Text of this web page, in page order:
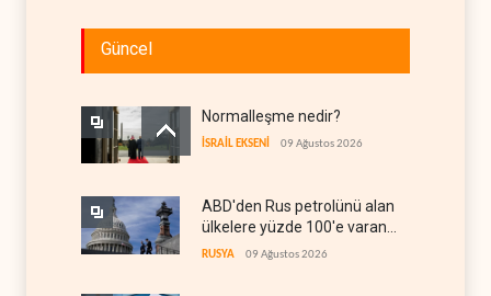
Güncel
Normalleşme nedir?
İSRAİL EKSENİ 09 Ağustos 2026
ABD'den Rus petrolünü alan
ülkelere yüzde 100'e varan
gümrük vergisi
RUSYA 09 Ağustos 2026